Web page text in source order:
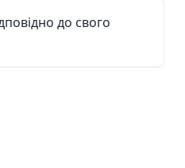
до свого